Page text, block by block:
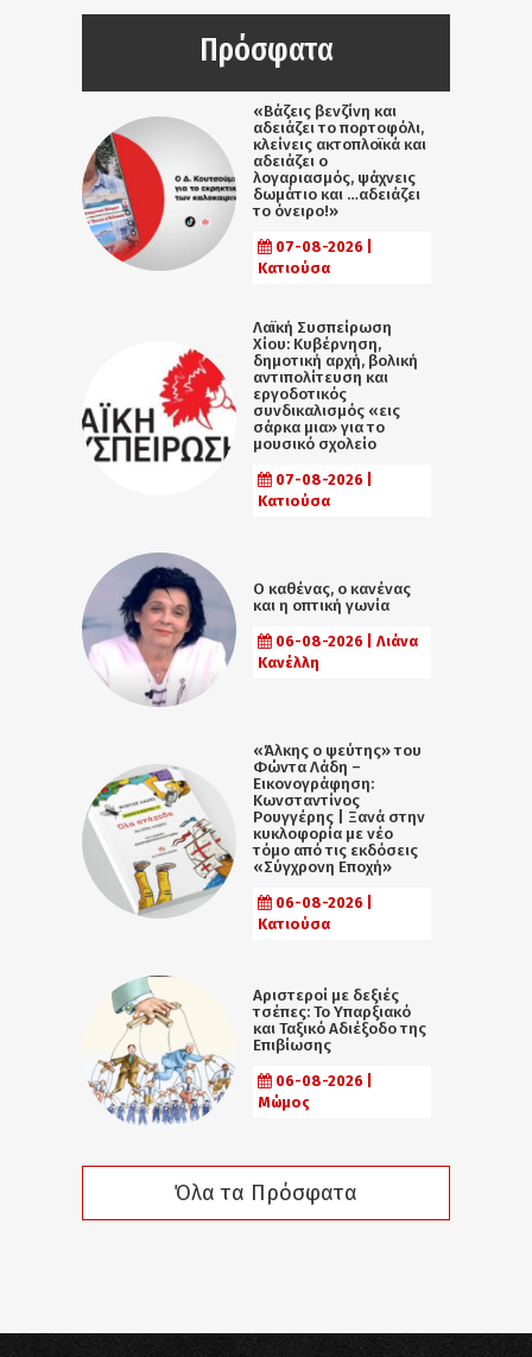
Πρόσφατα
«Βάζεις βενζίνη και
αδειάζει το πορτοφόλι,
κλείνεις ακτοπλοϊκά και
αδειάζει ο
λογαριασμός, ψάχνεις
δωμάτιο και …αδειάζει
το όνειρο!»
07-08-2026 |
Κατιούσα
Λαϊκή Συσπείρωση
Χίου: Κυβέρνηση,
δημοτική αρχή, βολική
αντιπολίτευση και
εργοδοτικός
συνδικαλισμός «εις
σάρκα μια» για το
μουσικό σχολείο
07-08-2026 |
Κατιούσα
Ο καθένας, ο κανένας
και η οπτική γωνία
06-08-2026 | Λιάνα
Κανέλλη
«Άλκης ο ψεύτης» του
Φώντα Λάδη –
Εικονογράφηση:
Κωνσταντίνος
Ρουγγέρης | Ξανά στην
κυκλοφορία με νέο
τόμο από τις εκδόσεις
«Σύγχρονη Εποχή»
06-08-2026 |
Κατιούσα
Αριστεροί με δεξιές
τσέπες: Το Υπαρξιακό
και Ταξικό Αδιέξοδο της
Επιβίωσης
06-08-2026 |
Μώμος
Όλα τα Πρόσφατα